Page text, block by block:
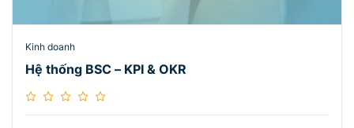
Kinh doanh
Hệ thống BSC – KPI & OKR